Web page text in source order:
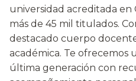
universidad acreditada en
más de 45 mil titulados.
destacado cuerpo
académica. Te ofrecemos
última generación con